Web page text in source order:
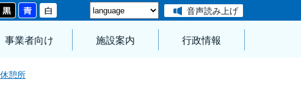
音声読み上げ
事業者向け 施設案内 行政情報
憩所